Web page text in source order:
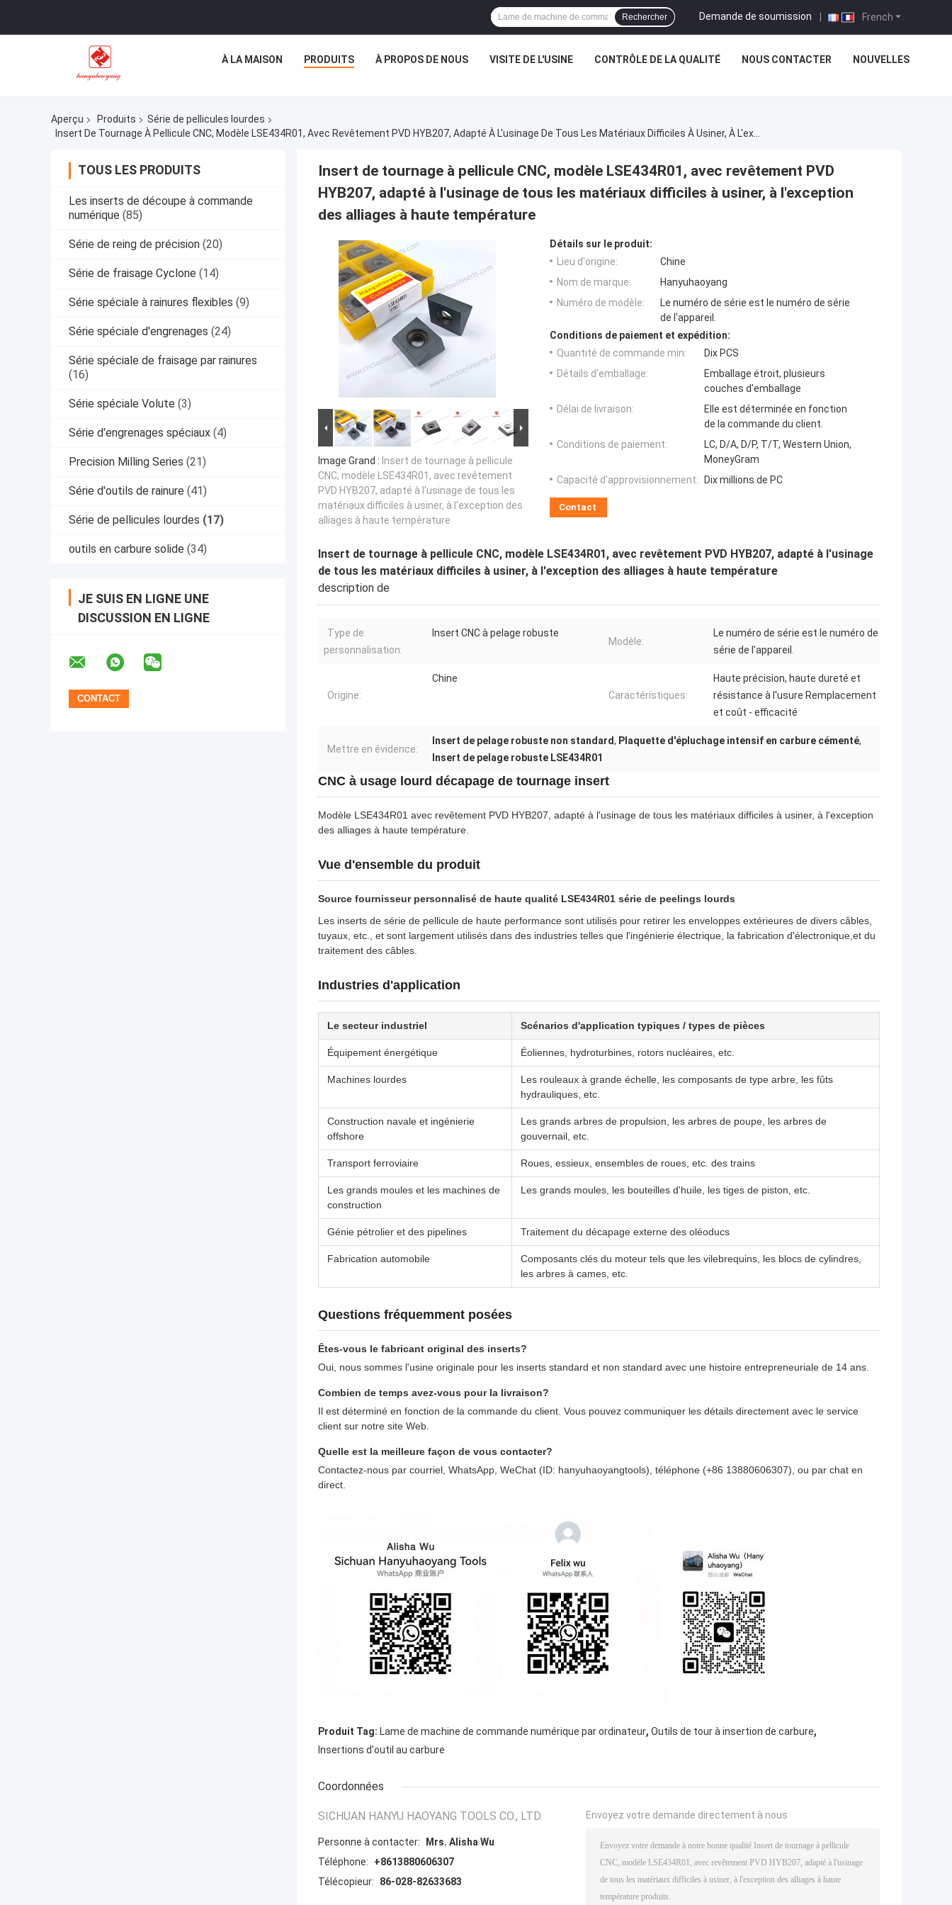
French
Demande de soumission |
Rechercher
À LA MAISON PRODUITS À PROPOS DE NOUS VISITE DE L'USINE CONTRÔLE DE LA QUALITÉ NOUS CONTACTER NOUVELLES
Aperçu Produits
Série de pellicules lourdes
TOUS LES PRODUITS
Les inserts de découpe à commande
numérique (85)
Série de reing de précision (20)
Série de fraisage Cyclone (14)
Série spéciale à rainures flexibles (9)
Série spéciale d'engrenages (24)
Série spéciale de fraisage par rainures
(16)
Série spéciale Volute (3)
Série d'engrenages spéciaux (4)
Precision Milling Series (21)
Série d'outils de rainure (41)
Série de pellicules lourdes (17)
outils en carbure solide (34)
JE SUIS EN LIGNE UNE
DISCUSSION EN LIGNE
Insert de tournage à pellicule CNC, modèle LSE434R01, avec revêtement PVD
HYB207, adapté à l'usinage de tous les matériaux difficiles à usiner, à l'exception
des alliages à haute température
Image Grand : Insert de tournage à pellicule
CNC, modèle LSE434R01, avec revêtement
PVD HYB207, adapté à l'usinage de tous les
matériaux difficiles à usiner, à l'exception des
alliages à haute température
Détails sur le produit:
Lieu d'origine:
Chine
Nom de marque:
Hanyuhaoyang
Numéro de modèle:
Le numéro de série est le numéro de série
de l'appareil.
Conditions de paiement et expédition:
Quantité de commande min:
Dix PCS
Détails d'emballage:
Emballage étroit, plusieurs
couches d'emballage
Délai de livraison:
Elle est déterminée en fonction
de la commande du client.
Conditions de paiement:
LC, D/A, D/P, T/T, Western Union,
MoneyGram
Capacité d'approvisionnement: Dix millions de PC
Contact
Insert de tournage à pellicule CNC, modèle LSE434R01, avec revêtement PVD HYB207, adapté à l'usinage
de tous les matériaux difficiles à usiner, à l'exception des alliages à haute température
description de
Type de
personnalisation:
Insert CNC à pelage robuste
Modèle:
Le numéro de série est le numéro de
série de l'appareil.
Origine:
Chine
Caractéristiques:
Haute précision, haute dureté et
résistance à l'usure Remplacement
et coût - efficacité
Mettre en évidence:
Insert de pelage robuste non standard, Plaquette d'épluchage intensif en carbure cémenté,
Insert de pelage robuste LSE434R01
CNC à usage lourd décapage de tournage insert
Modèle LSE434R01 avec revêtement PVD HYB207, adapté à l'usinage de tous les matériaux difficiles à usiner, à l'exception
des alliages à haute température.
Vue d'ensemble du produit
Source fournisseur personnalisé de haute qualité LSE434R01 série de peelings lourds
Les inserts de série de pellicule de haute performance sont utilisés pour retirer les enveloppes extérieures de divers câbles,
tuyaux, etc., et sont largement utilisés dans des industries telles que l'ingénierie électrique, la fabrication d'électronique,et du
traitement des câbles.
Industries d'application
Le secteur industriel Scénarios d'application typiques / types de pièces
Équipement énergétique Éoliennes, hydroturbines, rotors nucléaires, etc.
Machines lourdes
Les rouleaux à grande échelle, les composants de type arbre, les fûts
hydrauliques, etc.
Construction navale et ingénierie
offshore
Les grands arbres de propulsion, les arbres de poupe, les arbres de
gouvernail, etc.
Transport ferroviaire Roues, essieux, ensembles de roues, etc. des trains
Les grands moules et les machines de
construction
Les grands moules, les bouteilles d'huile, les tiges de piston, etc.
Génie pétrolier et des pipelines Traitement du décapage externe des oléoducs
Fabrication automobile
Composants clés du moteur tels que les vilebrequins, les blocs de cylindres,
les arbres à cames, etc.
Questions fréquemment posées
Êtes-vous le fabricant original des inserts?
Oui, nous sommes l'usine originale pour les inserts standard et non standard avec une histoire entrepreneuriale de 14 ans.
Combien de temps avez-vous pour la livraison?
Il est déterminé en fonction de la commande du client. Vous pouvez communiquer les détails directement avec le service
client sur notre site Web.
Quelle est la meilleure façon de vous contacter?
Contactez-nous par courriel, WhatsApp, WeChat (ID: hanyuhaoyangtools), téléphone (+86 13880606307), ou par chat en
direct.
Produit Tag: Lame de machine de commande numérique par ordinateur, Outils de tour à insertion de carbure,
Insertions d'outil au carbure
Coordonnées
SICHUAN HANYU HAOYANG TOOLS CO., LTD.
Personne à contacter:
Mrs. Alisha Wu
Téléphone:
+8613880606307
Télécopieur:
86-028-82633683
Envoyez votre demande directement à nous